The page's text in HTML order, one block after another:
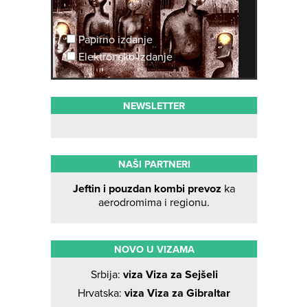
Papirno izdanje
Elektronsko izdanje
NEWSLETTER
NAŠI PARTNERI
Jeftin i pouzdan kombi prevoz ka
aerodromima i regionu.
NOVO U VIZAMA
Srbija: viza Viza za Sejšeli
Hrvatska: viza Viza za Gibraltar